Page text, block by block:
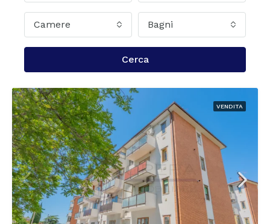
Camere Bagni
Cerca
VENDITA